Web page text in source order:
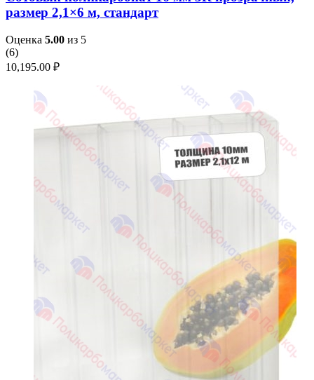
размер 2,1×6 м, стандарт
Оценка 5.00 из 5
(6)
10,195.00 ₽